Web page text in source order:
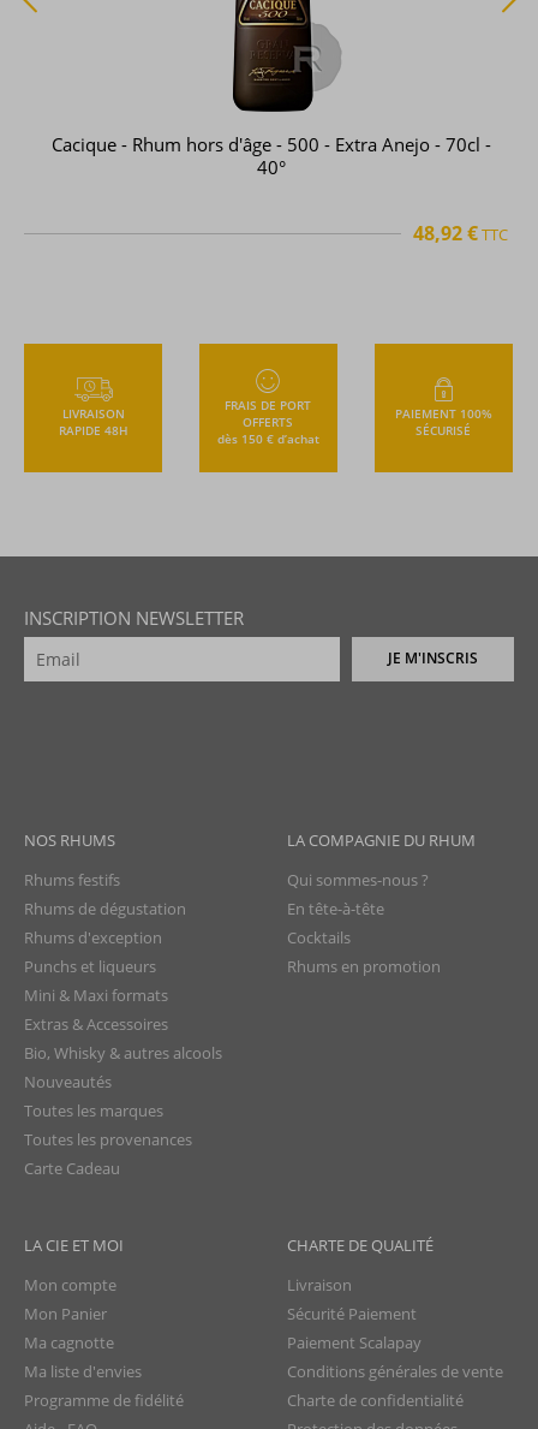
Cacique - Rhum hors d'âge - 500 - Extra Anejo - 70cl -
40°
48,92 €TTC
LIVRAISON
RAPIDE 48H
FRAIS DE PORT
OFFERTS
dès 150 € d’achat
PAIEMENT 100%
SÉCURISÉ
INSCRIPTION NEWSLETTER
JE M'INSCRIS
NOS RHUMS
Rhums festifs
Rhums de dégustation
Rhums d'exception
Punchs et liqueurs
Mini & Maxi formats
Extras & Accessoires
Bio, Whisky & autres alcools
Nouveautés
Toutes les marques
Toutes les provenances
Carte Cadeau
LA COMPAGNIE DU RHUM
Qui sommes-nous ?
En tête-à-tête
Cocktails
Rhums en promotion
LA CIE ET MOI
Mon compte
Mon Panier
Ma cagnotte
Ma liste d'envies
Programme de fidélité
CHARTE DE QUALITÉ
Livraison
Sécurité Paiement
Paiement Scalapay
Conditions générales de vente
Charte de confidentialité